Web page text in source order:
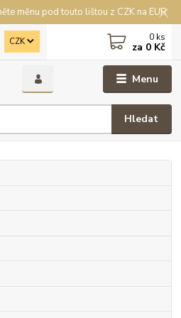
měnu pod touto lištou z CZK na EUR
Menu
CZK
Hledat
0 ks
za 0 Kč